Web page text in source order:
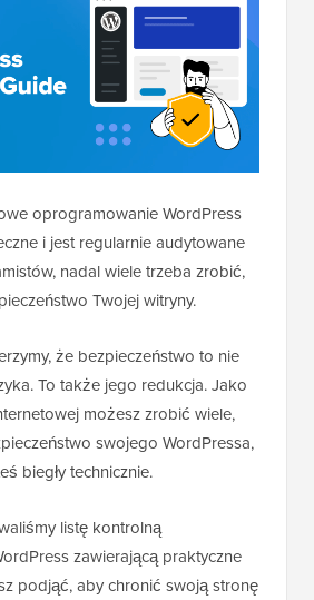
oprogramowanie WordPress
i jest regularnie audytowane
nadal wiele trzeba zrobić,
Twojej witryny.
że bezpieczeństwo to nie
To także jego redukcja. Jako
możesz zrobić wiele,
swojego WordPressa,
biegły technicznie.
listę kontrolną
zawierającą praktyczne
podjąć, aby chronić swoją stronę